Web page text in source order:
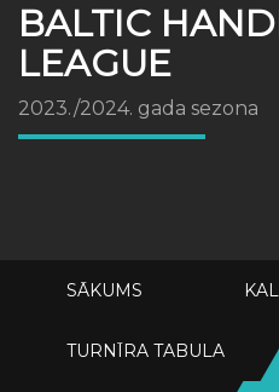
BALTIC
LEAGUE
2023./2024. gada sezona
SĀKUMS
TURNĪRA TABULA